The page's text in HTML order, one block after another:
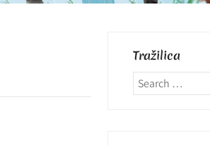
Tražilica